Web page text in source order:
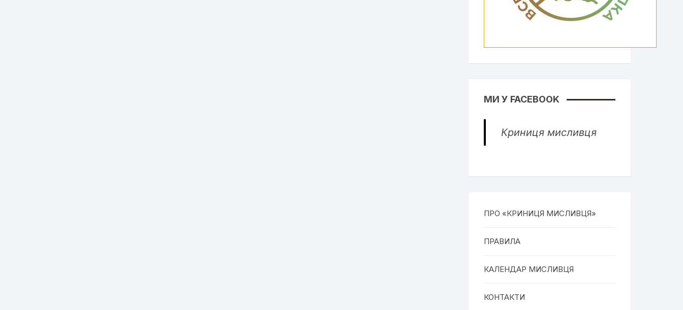
МИ У FACEBOOK
Криниця мисливця
ПРО «КРИНИЦЯ МИСЛИВЦЯ»
ПРАВИЛА
КАЛЕНДАР МИСЛИВЦЯ
КОНТАКТИ